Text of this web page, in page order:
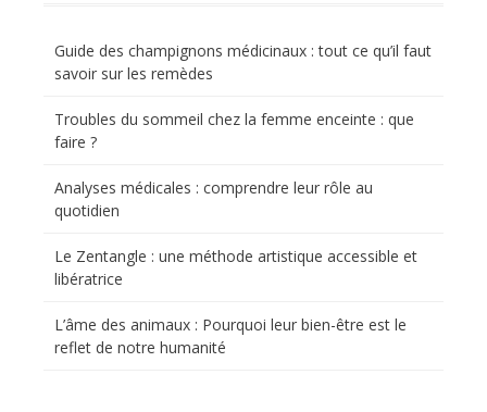
Guide des champignons médicinaux : tout ce qu’il faut
savoir sur les remèdes
Troubles du sommeil chez la femme enceinte : que
faire ?
Analyses médicales : comprendre leur rôle au
quotidien
Le Zentangle : une méthode artistique accessible et
libératrice
L’âme des animaux : Pourquoi leur bien-être est le
reflet de notre humanité